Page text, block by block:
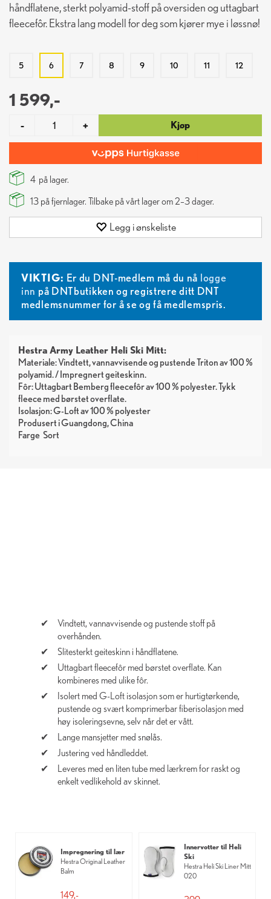
håndflatene, sterkt polyamid-stoff på oversiden og uttagbart
fleecefôr. Ekstra lang modell for deg som kjører mye i løssnø!
5 6 7 8 9 10 11 12
1 599,-
- + Kjøp
4 på lager.
13 på fjernlager. Tilbake på vårt lager om 2–3 dager.
Legg i ønskeliste
VIKTIG: Er du DNT-medlem må du nå logge
inn på DNTbutikken og registrere ditt DNT
medlemsnummer for å se og få medlemspris.
Hestra Army Leather Heli Ski Mitt:
Materiale: Vindtett, vannavvisende og pustende Triton av 100 %
polyamid. / Impregnert geiteskinn.
Fôr: Uttagbart Bemberg fleecefôr av 100 % polyester. Tykk
fleece med børstet overflate.
Isolasjon: G-Loft av 100 % polyester
Produsert i Guangdong, China
Farge Sort
Vindtett, vannavvisende og pustende stoff på
overhånden.
Slitesterkt geiteskinn i håndflatene.
Uttagbart fleecefôr med børstet overflate. Kan
kombineres med ulike fôr.
Isolert med G-Loft isolasjon som er hurtigtørkende,
pustende og svært komprimerbar fiberisolasjon med
høy isoleringsevne, selv når det er vått.
Lange mansjetter med snølås.
Justering ved håndleddet.
Leveres med en liten tube med lærkrem for raskt og
enkelt vedlikehold av skinnet.
Impregnering til lær
Hestra Original Leather
Balm
149,-
Innervotter til Heli
Ski
Hestra Heli Ski Liner Mitt
020